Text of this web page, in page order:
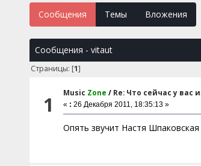
Сообщения Темы Вложения
Сообщения - vitaut
Страницы: [1]
1 Music Zone / Re: Что сейчас у вас
« : 26 Декабря 2011, 18:35:13 »
Опять звучит Настя Шпаковская